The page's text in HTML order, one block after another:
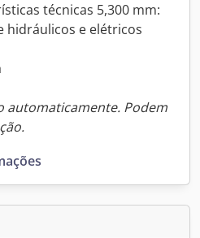
técnicas 5,300 mm:
hidráulicos e elétricos
automaticamente. Podem